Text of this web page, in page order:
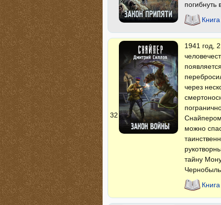
32
1941 год,
через
можно
тайну